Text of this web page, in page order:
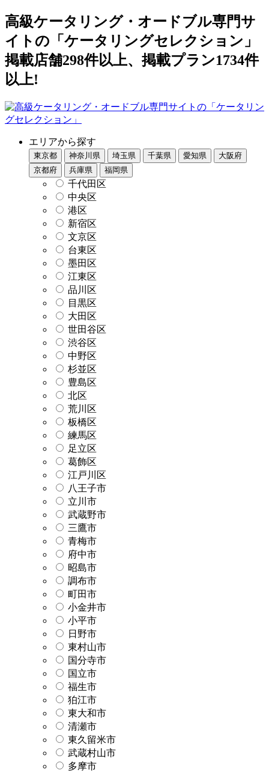
高級ケータリング・オードブル専門サ
イトの「ケータリングセレクション」
掲載店舗298件以上、掲載プラン1734件
以上!
エリアから探す
東京都 神奈川県 埼玉県 千葉県 愛知県
大阪府
京都府
兵庫県 福岡県
千代田区
中央区
港区
新宿区
文京区
台東区
墨田区
江東区
品川区
目黒区
大田区
世田谷区
渋谷区
中野区
杉並区
豊島区
北区
荒川区
板橋区
練馬区
足立区
葛飾区
江戸川区
八王子市
立川市
武蔵野市
三鷹市
青梅市
府中市
昭島市
調布市
町田市
小金井市
小平市
日野市
東村山市
国分寺市
国立市
福生市
狛江市
東大和市
清瀬市
東久留米市
武蔵村山市
多摩市